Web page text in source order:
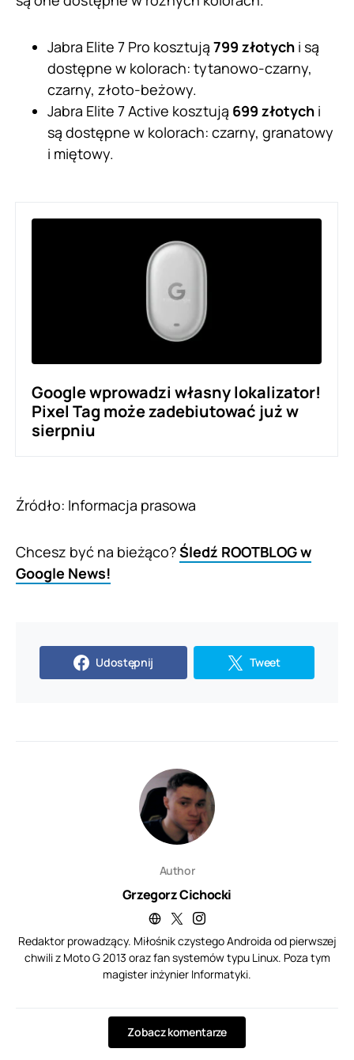
Jabra Elite 7 Pro kosztują 799 złotych i są
dostępne w kolorach: tytanowo-czarny,
czarny, złoto-beżowy.
Jabra Elite 7 Active kosztują 699 złotych i
są dostępne w kolorach: czarny, granatowy
i miętowy.
Google wprowadzi własny lokalizator!
Pixel Tag może zadebiutować już w
sierpniu
Źródło: Informacja prasowa
Chcesz być na bieżąco?Śledź ROOTBLOG w
Google News!
Udostępnij Tweet
Author
Grzegorz Cichocki
Redaktor prowadzący. Miłośnik czystego Androida od pierwszej
chwili z Moto G 2013 oraz fan systemów typu Linux. Poza tym
magister inżynier Informatyki.
Zobacz komentarze